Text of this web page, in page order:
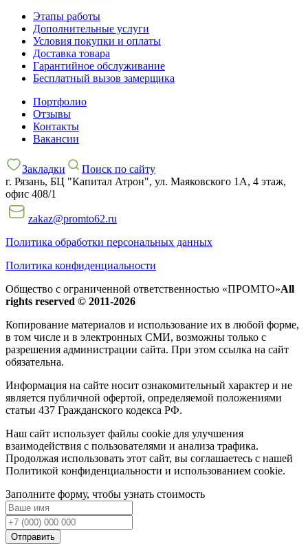
Этапы работы
Дополнительные услуги
Условия покупки и оплаты
Доставка товара
Гарантийное обслуживание
Бесплатный вызов замерщика
Портфолио
Отзывы
Контакты
Вакансии
Закладки
Поиск по сайту
г. Рязань, БЦ "Капитал Атрон", ул. Маяковского 1А, 4 этаж,
офис 408/1
zakaz@promto62.ru
Политика обработки персональных данных
Политика конфиденциальности
Общество с ограниченной ответственностью «ПРОМТО»All
rights reserved © 2011-2026
Копирование материалов и использование их в любой форме,
в том числе и в электронных СМИ, возможны только c
разрешения администрации сайта. При этом ссылка на сайт
обязательна.
Информация на сайте носит ознакомительный характер и не
является публичной офертой, определяемой положениями
статьи 437 Гражданского кодекса РФ.
Наш сайт использует файлы cookie для улучшения
взаимодействия с пользователями и анализа трафика.
Продолжая использовать этот сайт, вы соглашаетесь с нашей
Политикой конфиденциальности и использованием cookie.
Заполните форму, чтобы узнать стоимость
Отправить